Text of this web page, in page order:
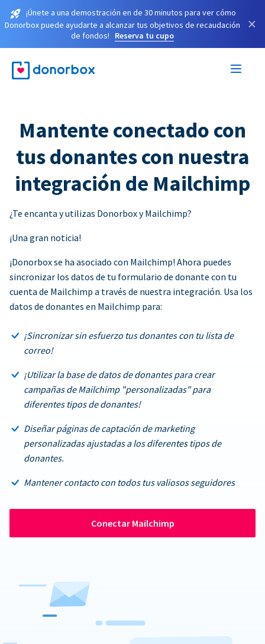
¡Únete a una demostración en de 30 minutos para ver cómo
Donorbox puede ayudarte a alcanzar tus objetivos de recaudación
de fondos!
Reserva tu cupo
×
Mantente conectado con
tus donantes con nuestra
integración de Mailchimp
¿Te encanta y utilizas Donorbox y Mailchimp?
¡Una gran noticia!
¡Donorbox se ha asociado con Mailchimp! Ahora puedes
sincronizar los datos de tu formulario de donante con tu
cuenta de Mailchimp a través de nuestra integración. Usa los
datos de donantes en Mailchimp para:
¡Sincronizar sin esfuerzo tus donantes con tu lista de
correo!
¡Utilizar la base de datos de donantes para crear
campañas de Mailchimp "personalizadas" para
diferentes tipos de donantes!
Diseñar páginas de captación de marketing
personalizadas ajustadas a los diferentes tipos de
donantes.
Mantener contacto con todos tus valiosos seguidores
Conectar Mailchimp